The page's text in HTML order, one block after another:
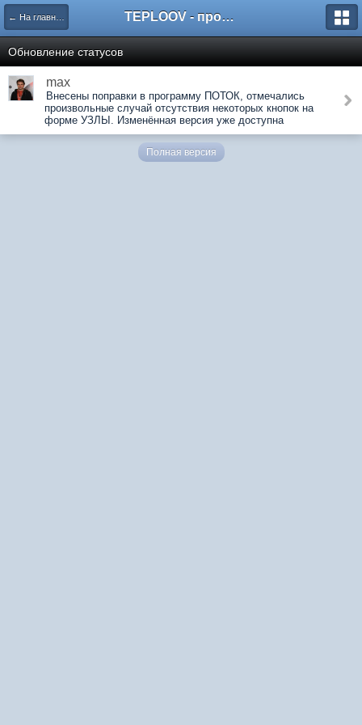
← На главную TEPLOOV - программный комплекс для расчёта систем отопления и вентиляции
Обновление статусов
max
Внесены поправки в программу ПОТОК, отмечались
произвольные случай отсутствия некоторых кнопок на
форме УЗЛЫ. Изменённая версия уже доступна
Полная версия